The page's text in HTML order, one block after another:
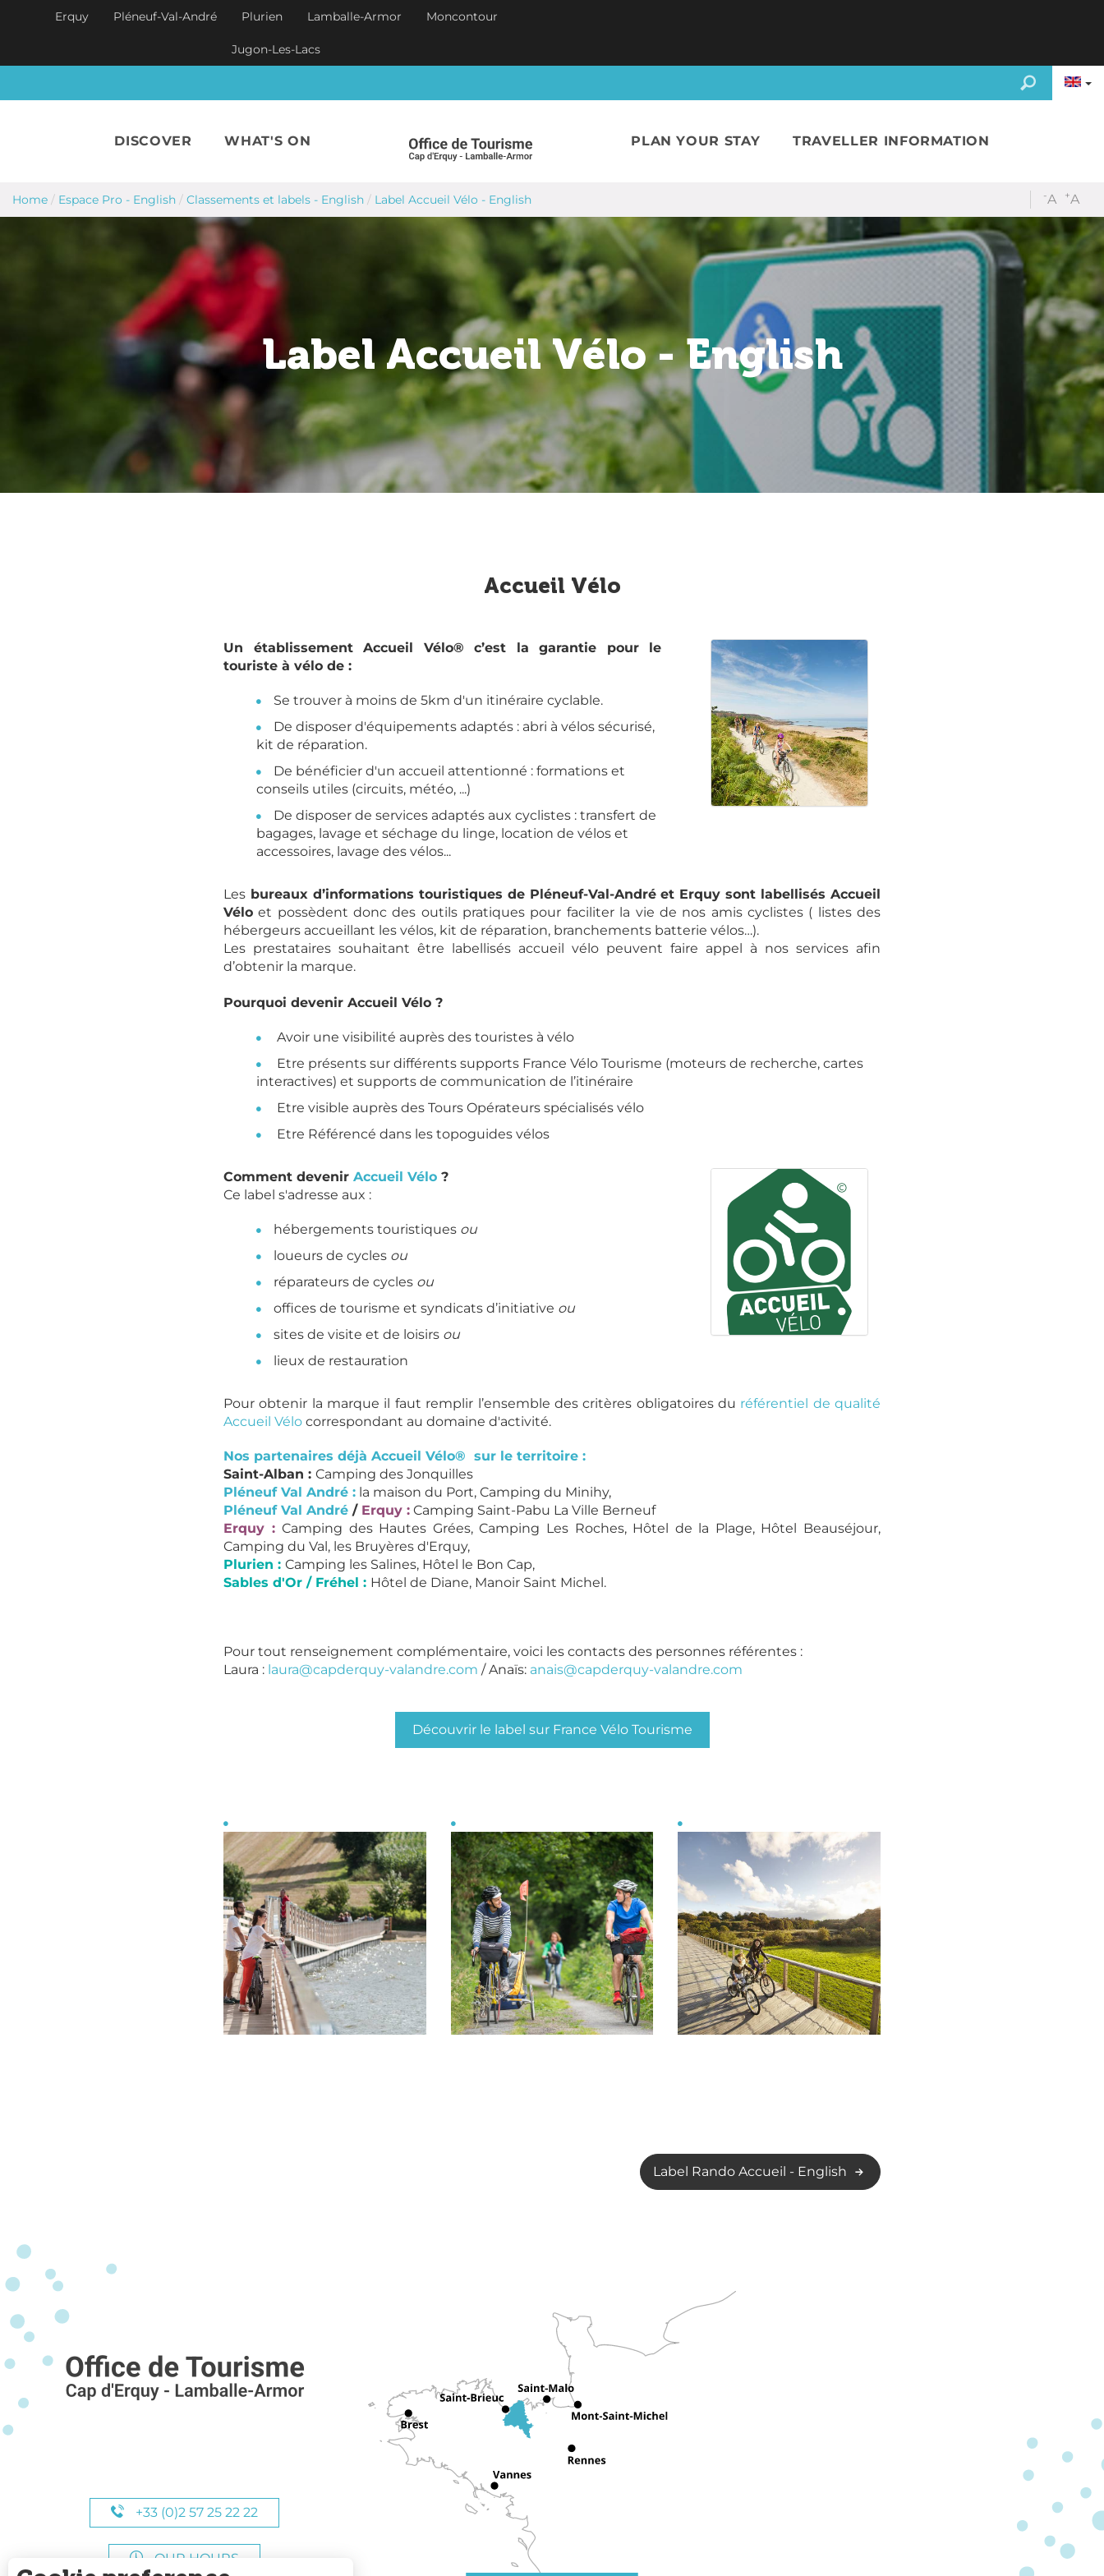
Skip to main content
Erquy Pléneuf-Val-André Plurien Lamballe-Armor Moncontour
Jugon-Les-Lacs
DISCOVER WHAT'S ON PLAN YOUR STAY TRAVELLER INFORMATION
Home / Espace Pro - English / Classements et labels - English / Label Accueil Vélo - English -A +A
Label Accueil Vélo - English
Accueil Vélo
Un établissement Accueil Vélo® c’est la garantie pour le
touriste à vélo de :
Se trouver à moins de 5km d'un itinéraire cyclable.
De disposer d'équipements adaptés : abri à vélos sécurisé,
kit de réparation.
De bénéficier d'un accueil attentionné : formations et
conseils utiles (circuits, météo, ...)
De disposer de services adaptés aux cyclistes : transfert de
bagages, lavage et séchage du linge, location de vélos et
accessoires, lavage des vélos...
Les bureaux d’informations touristiques de Pléneuf-Val-André et Erquy sont labellisés Accueil
Vélo et possèdent donc des outils pratiques pour faciliter la vie de nos amis cyclistes ( listes des
hébergeurs accueillant les vélos, kit de réparation, branchements batterie vélos…).
Les prestataires souhaitant être labellisés accueil vélo peuvent faire appel à nos services afin
d’obtenir la marque.
Pourquoi devenir Accueil Vélo ?
Avoir une visibilité auprès des touristes à vélo
Etre présents sur différents supports France Vélo Tourisme (moteurs de recherche, cartes
interactives) et supports de communication de l’itinéraire
Etre visible auprès des Tours Opérateurs spécialisés vélo
Etre Référencé dans les topoguides vélos
Comment devenir Accueil Vélo ?
Ce label s'adresse aux :
hébergements touristiques ou
loueurs de cycles ou
réparateurs de cycles ou
offices de tourisme et syndicats d’initiative ou
sites de visite et de loisirs ou
lieux de restauration
Pour obtenir la marque il faut remplir l’ensemble des critères obligatoires du référentiel de qualité
Accueil Vélo correspondant au domaine d'activité.
Nos partenaires déjà Accueil Vélo® sur le territoire :
Saint-Alban : Camping des Jonquilles
Pléneuf Val André : la maison du Port, Camping du Minihy,
Pléneuf Val André / Erquy : Camping Saint-Pabu La Ville Berneuf
Erquy : Camping des Hautes Grées, Camping Les Roches, Hôtel de la Plage, Hôtel Beauséjour,
Camping du Val, les Bruyères d'Erquy,
Plurien : Camping les Salines, Hôtel le Bon Cap,
Sables d'Or / Fréhel : Hôtel de Diane, Manoir Saint Michel.
Pour tout renseignement complémentaire, voici les contacts des personnes référentes :
Laura : laura@capderquy-valandre.com / Anaïs: anais@capderquy-valandre.com
Découvrir le label sur France Vélo Tourisme
Label Rando Accueil - English
+33 (0)2 57 25 22 22
OUR HOURS